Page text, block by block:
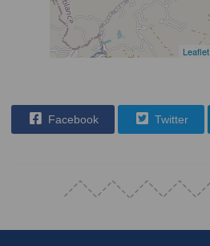
Leaflet
Facebook Twitter